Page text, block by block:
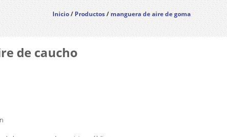
Inicio/Productos/manguera de aire de goma
de caucho